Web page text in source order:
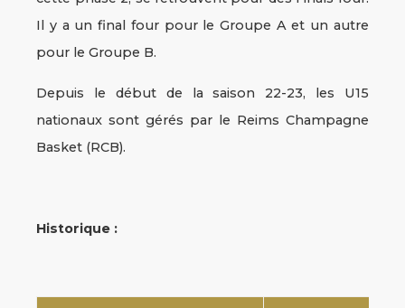
Il y a un final four pour le Groupe A et un autre
pour le Groupe B.
Depuis le début de la saison 22-23, les U15
nationaux sont gérés par le Reims Champagne
Basket (RCB).
Historique :